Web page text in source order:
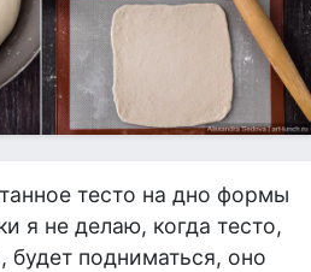
тесто на дно формы
я не делаю, когда тесто,
будет подниматься, оно